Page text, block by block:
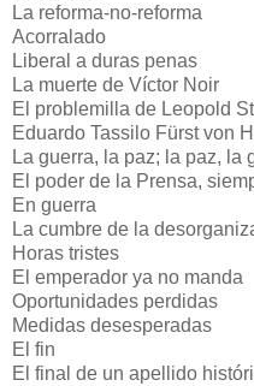
La reforma-no-reforma
Acorralado
Liberal a duras penas
La muerte de Víctor Noir
El problemilla de Leopold
Eduardo Tassilo Fürst von
La guerra, la paz; la paz, la
El poder de la Prensa,
En guerra
La cumbre de la
Horas tristes
El emperador ya no manda
Oportunidades perdidas
Medidas desesperadas
El fin
El final de un apellido